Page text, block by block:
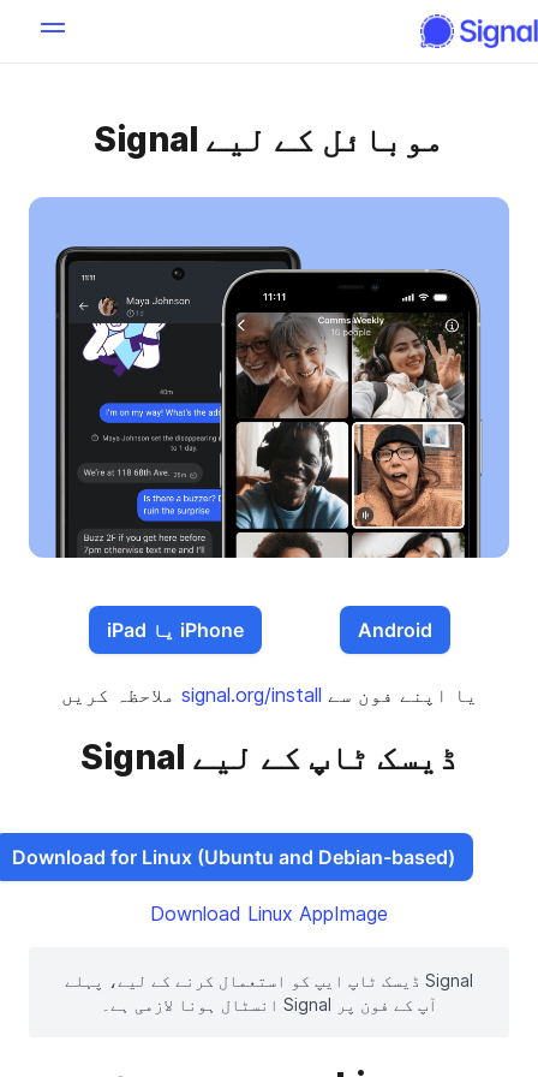
موبائل کے لیے Signal
Android iPhone یا iPad
یا اپنے فون سے signal.org/install ملاحظہ کریں
ڈیسک ٹاپ کے لیے Signal
Download for Linux (Ubuntu and Debian-based)
Download Linux AppImage
Signal ڈیسک ٹاپ ایپ کو استعمال کرنے کے لیے، پہلے
آپ کے فون پر Signal انسٹال ہونا لازمی ہے۔